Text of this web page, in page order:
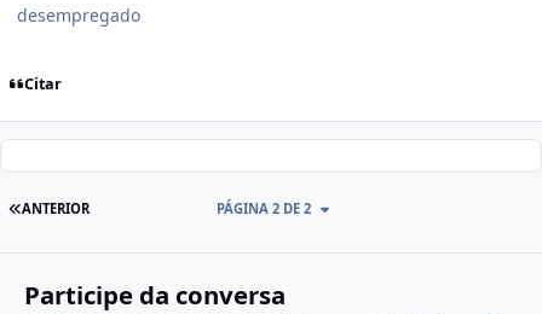
desempregado
Citar
ANTERIOR PÁGINA 2 DE 2
Participe da conversa